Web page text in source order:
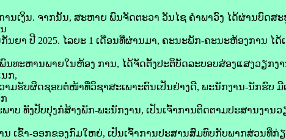
ນເງິນ. ຈາກນັ້ນ, ສະຫາຍ ພົນຈັດຕະວາ ວັນໄຊ ຄໍາພາວົງ ໄດ້ຜ່ານບົດສ
ນຍາ ປີ 2025. ໄລຍະ 1 ເດືອນທີ່ຜ່ານມາ, ຄະນະພັກ-ຄະນະຫ້ອງການ ໄ
ນທະຫານພາຍໃນຫ້ອງ ການ, ໄດ້ຈັດຕັ້ງປະຕິບັດລະບອບສ່ອງແສງວຽກງ
ກ,
າມຮັບຜິດຊອບຕໍ່ໜ້າທີ່ວິຊາສະເພາະຕົນເປັນຢ່າງດີ, ພະນັກງານ-ນັກຮົບ
ພາບ ທັງປັບປຸງກໍ່ສ້າງພັກ-ພະນັກງານ, ເປັນເຈົ້າການຕິດຕາມປະສານງາ
ນ ເຂົ້າ-ອອກຂອງກົມໃຫຍ່, ເປັນເຈົ້າການປະສານສົມທົບກັບພາກສ່ວນທີ່ກ່